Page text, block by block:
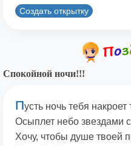
Создать открытку
Спокойной ночи!!!
Пусть ночь тебя
Осыплет небо звездами
Хочу, чтобы душе твоей